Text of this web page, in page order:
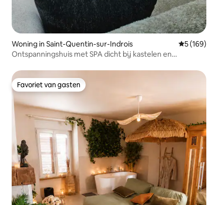
Woning in Saint-Quentin-sur-Indrois
5 (169)
Ontspanningshuis met SPA dicht bij kastelen en
Favoriet van gasten
Favoriet van gasten